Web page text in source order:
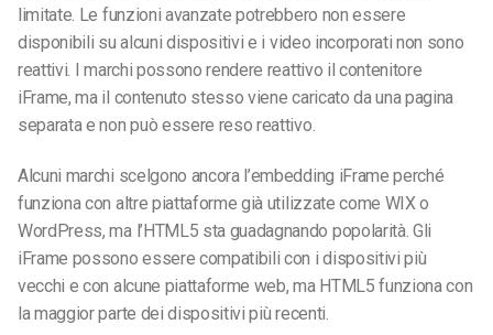
limitate. Le funzioni avanzate potrebbero non essere
disponibili su alcuni dispositivi e i video incorporati non sono
reattivi. I marchi possono rendere reattivo il contenitore
iFrame, ma il contenuto stesso viene caricato da una pagina
separata e non può essere reso reattivo.
Alcuni marchi scelgono ancora l’embedding iFrame perché
funziona con altre piattaforme già utilizzate come WIX o
WordPress, ma l’HTML5 sta guadagnando popolarità. Gli
iFrame possono essere compatibili con i dispositivi più
vecchi e con alcune piattaforme web, ma HTML5 funziona con
la maggior parte dei dispositivi più recenti.